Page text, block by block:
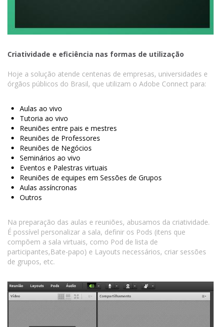
Criatividade e eficiência nas formas de utilização
Hoje a solução atende centenas de empresas, universidades e
órgãos públicos do Brasil, que utilizam o Adobe Connect para:
Aulas ao vivo
Tutoria ao vivo
Reuniões entre pais e mestres
Reuniões de Professores
Reuniões de Negócios
Seminários ao vivo
Eventos e Palestras virtuais
Reuniões de equipes em Sessões de Grupos
Aulas assíncronas
Outros
Na preparação das aulas e reuniões, abusamos da criatividade.
É possível personalizar a sala, definir os Pods (itens que
compõem a sala virtuais, como Pod de lista de
participantes,Bate-papo) e Layouts necessários, criar sessões
de grupos, etc.